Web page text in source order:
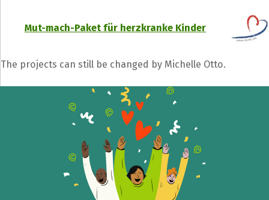
Mut-mach-Paket für herzkranke Kinder
The projects can still be changed by Michelle Otto.
Share fundraising event